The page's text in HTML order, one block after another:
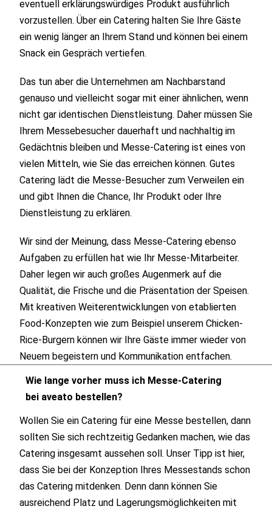
eventuell erklärungswürdiges Produkt ausführlich
vorzustellen. Über ein Catering halten Sie Ihre Gäste
ein wenig länger an Ihrem Stand und können bei einem
Snack ein Gespräch vertiefen.
Das tun aber die Unternehmen am Nachbarstand
genauso und vielleicht sogar mit einer ähnlichen, wenn
nicht gar identischen Dienstleistung. Daher müssen Sie
Ihrem Messebesucher dauerhaft und nachhaltig im
Gedächtnis bleiben und Messe-Catering ist eines von
vielen Mitteln, wie Sie das erreichen können. Gutes
Catering lädt die Messe-Besucher zum Verweilen ein
und gibt Ihnen die Chance, Ihr Produkt oder Ihre
Dienstleistung zu erklären.
Wir sind der Meinung, dass Messe-Catering ebenso
Aufgaben zu erfüllen hat wie Ihr Messe-Mitarbeiter.
Daher legen wir auch großes Augenmerk auf die
Qualität, die Frische und die Präsentation der Speisen.
Mit kreativen Weiterentwicklungen von etablierten
Food-Konzepten wie zum Beispiel unserem Chicken-
Rice-Burgern können wir Ihre Gäste immer wieder von
Neuem begeistern und Kommunikation entfachen.
Wie lange vorher muss ich Messe-Catering
bei aveato bestellen?
Wollen Sie ein Catering für eine Messe bestellen, dann
sollten Sie sich rechtzeitig Gedanken machen, wie das
Catering insgesamt aussehen soll. Unser Tipp ist hier,
dass Sie bei der Konzeption Ihres Messestands schon
das Catering mitdenken. Denn dann können Sie
ausreichend Platz und Lagerungsmöglichkeiten mit